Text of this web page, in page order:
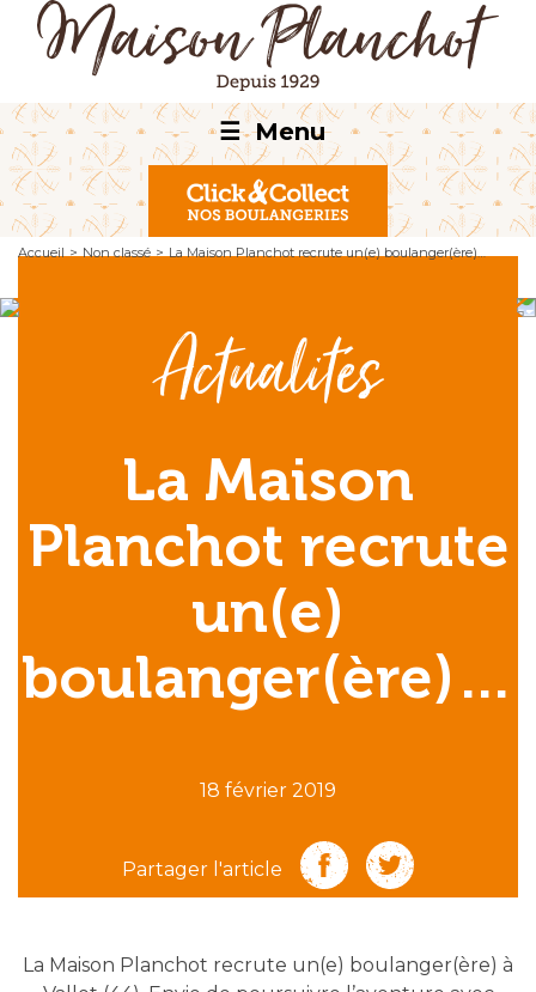
☰ Menu
Accueil > Non classé > La Maison Planchot recrute un(e) boulanger(ère)…
Actualités
La Maison
Planchot recrute
un(e)
boulanger(ère)…
18 février 2019
Partager l'article
La Maison Planchot recrute un(e) boulanger(ère) à